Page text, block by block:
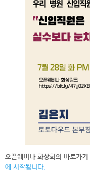
오픈웨비나 화상회의 바로가기
에 시작됩니다.